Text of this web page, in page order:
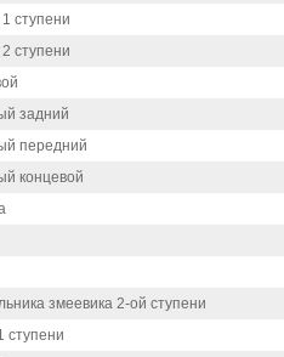
ступени
ступени
задний
передний
концевой
змеевика 2-ой ступени
ступени